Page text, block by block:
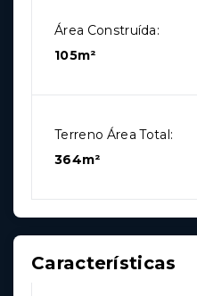
Área Construída:
105m²
Terreno Área Total:
364m²
Características